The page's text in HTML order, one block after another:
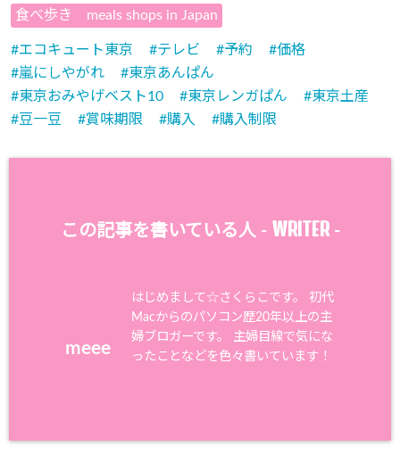
食べ歩き meals shops in Japan
エコキュート東京 テレビ 予約
価格
嵐にしやがれ
東京あんぱん
東京おみやげベスト10
東京レンガぱん
東京土産
豆一豆
賞味期限 購入 購入制限
この記事を書いている人 - WRITER-
meee
はじめまして☆さくらこです。 初代
Macからのパソコン歴20年以上の主
婦ブロガーです。 主婦目線で気にな
ったことなどを色々書いています！